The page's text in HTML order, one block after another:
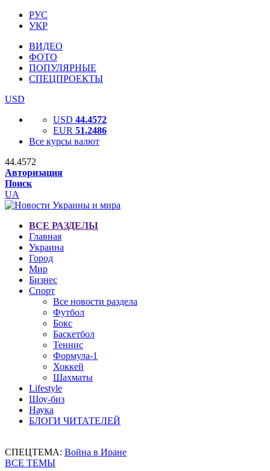
РУС
УКР
ВИДЕО
ФОТО
ПОПУЛЯРНЫЕ
СПЕЦПРОЕКТЫ
USD
USD 44.4572
EUR 51.2486
Все курсы валют
44.4572
Авторизация
Поиск
UA
ВСЕ РАЗДЕЛЫ
Главная
Украина
Город
Мир
Бизнес
Спорт
Все новости раздела
Футбол
Бокс
Баскетбол
Теннис
Формула-1
Хоккей
Шахматы
Lifestyle
Шоу-биз
Наука
БЛОГИ ЧИТАТЕЛЕЙ
СПЕЦТЕМА: Война в Иране
ВСЕ ТЕМЫ